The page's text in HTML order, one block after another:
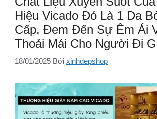
Hiệu Vicado Đó Là 1 Da
Cấp, Đem Đến Sự Êm Ái
Thoải Mái Cho Người Đi
18/01/2025 Bởi xinhdepshop